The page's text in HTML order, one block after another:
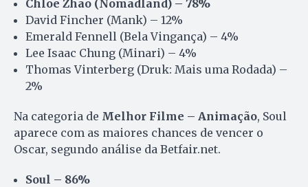
Chloe Zhao (Nomadland) – 78%
David Fincher (Mank) – 12%
Emerald Fennell (Bela Vingança) – 4%
Lee Isaac Chung (Minari) – 4%
Thomas Vinterberg (Druk: Mais uma Rodada) –
2%
Na categoria de Melhor Filme – Animação, Soul
aparece com as maiores chances de vencer o
Oscar, segundo análise da Betfair.net.
Soul – 86%